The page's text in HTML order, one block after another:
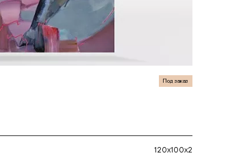
Под заказ
120x100x2